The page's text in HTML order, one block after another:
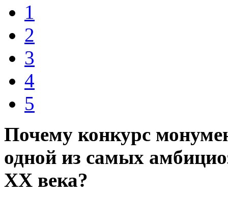
1
2
3
4
5
Почему конкурс
одной из самых
XX века?